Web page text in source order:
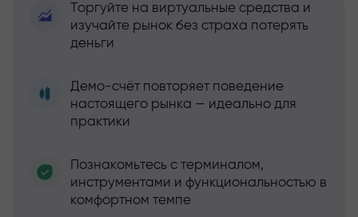
Торгуйте на виртуальные средства и
изучайте рынок без страха потерять
деньги
Демо-счёт повторяет поведение
настоящего рынка — идеально для
практики
Познакомьтесь с терминалом,
инструментами и функциональностью в
комфортном темпе